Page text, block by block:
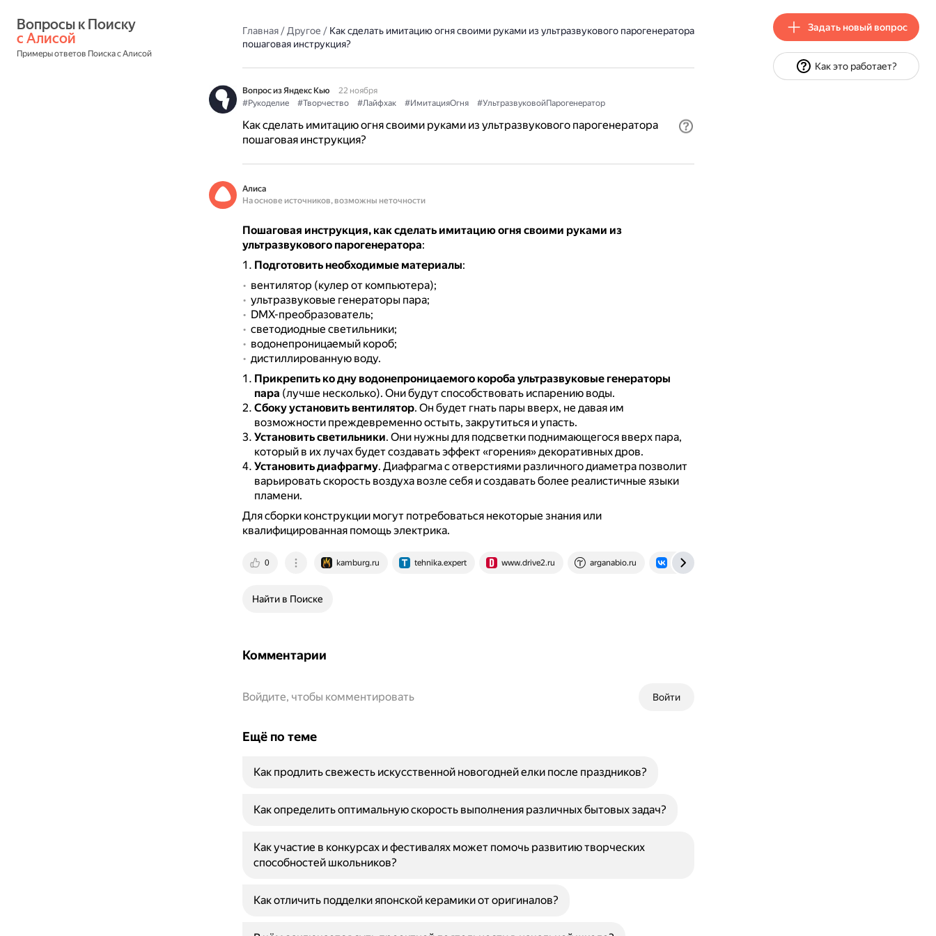
с Алисой
Примеры ответов Поиска с Алисой
Главная/Другое / Как сделать имитацию огня своими руками из ультразвукового парогенератора
пошаговая инструкция?
Вопрос из Яндекс Кью
22 ноября
#Рукоделие
#Творчество #Лайфхак #ИмитацияОгня #УльтразвуковойПарогенератор
Как сделать имитацию огня своими руками из ультразвукового парогенератора
пошаговая инструкция?
Алиса
На основе источников, возможны неточности
Пошаговая инструкция, как сделать имитацию огня своими руками из
ультразвукового парогенератора:
Подготовить необходимые материалы:
вентилятор (кулер от компьютера);
ультразвуковые генераторы пара;
DMX-преобразователь;
светодиодные светильники;
водонепроницаемый короб;
дистиллированную воду.
Прикрепить ко дну водонепроницаемого короба ультразвуковые генераторы
пара (лучше несколько). Они будут способствовать испарению воды.
Сбоку установить вентилятор. Он будет гнать пары вверх, не давая им
возможности преждевременно остыть, закрутиться и упасть.
Установить светильники. Они нужны для подсветки поднимающегося вверх пара,
который в их лучах будет создавать эффект «горения» декоративных дров.
Установить диафрагму. Диафрагма с отверстиями различного диаметра позволит
варьировать скорость воздуха возле себя и создавать более реалистичные языки
пламени.
Для сборки конструкции могут потребоваться некоторые знания или
квалифицированная помощь электрика.
0 kamburg.ru tehnika.expert www.drive2.ru arganabio.ru vk.com
Найти в Поиске
Комментарии
Войти
Войдите, чтобы комментировать
Ещё по теме
Как продлить свежесть искусственной новогодней елки после праздников?
Как определить оптимальную скорость выполнения различных бытовых задач?
Как участие в конкурсах и фестивалях может помочь развитию творческих
способностей школьников?
Как отличить подделки японской керамики от оригиналов?
Задать новый вопрос
Как это работает?